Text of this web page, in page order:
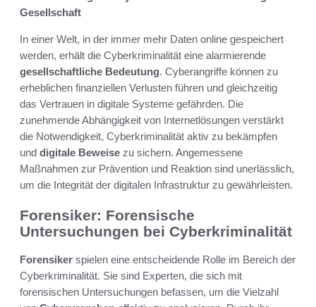
Gesellschaft
In einer Welt, in der immer mehr Daten online gespeichert
werden, erhält die Cyberkriminalität eine alarmierende
gesellschaftliche Bedeutung. Cyberangriffe können zu
erheblichen finanziellen Verlusten führen und gleichzeitig
das Vertrauen in digitale Systeme gefährden. Die
zunehmende Abhängigkeit von Internetlösungen verstärkt
die Notwendigkeit, Cyberkriminalität aktiv zu bekämpfen
und digitale Beweise zu sichern. Angemessene
Maßnahmen zur Prävention und Reaktion sind unerlässlich,
um die Integrität der digitalen Infrastruktur zu gewährleisten.
Forensiker: Forensische
Untersuchungen bei Cyberkriminalität
Forensiker spielen eine entscheidende Rolle im Bereich der
Cyberkriminalität. Sie sind Experten, die sich mit
forensischen Untersuchungen befassen, um die Vielzahl